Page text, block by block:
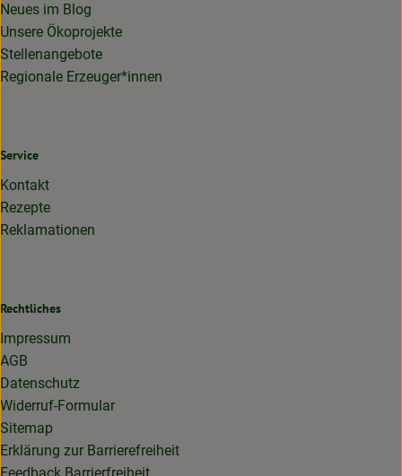
Neues im Blog
Unsere Ökoprojekte
Stellenangebote
Regionale Erzeuger*innen
Service
Kontakt
Rezepte
Reklamationen
Rechtliches
Impressum
AGB
Datenschutz
Widerruf-Formular
Sitemap
Erklärung zur Barrierefreiheit